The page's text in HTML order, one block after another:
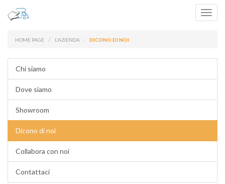
HOME PAGE L'AZIENDA DICONO DI NOI
Chi siamo
Dove siamo
Showroom
Dicono di noi
Collabora con noi
Contattaci